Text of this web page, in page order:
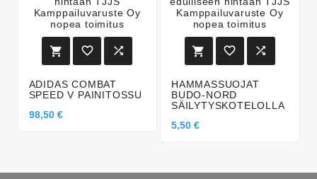
  
ADIDAS COMBAT
SPEED V PAINITOSSU
98,50 €
  
HAMMASSUOJAT
BUDO-NORD
SÄILYTYSKOTELOLLA
5,50 €